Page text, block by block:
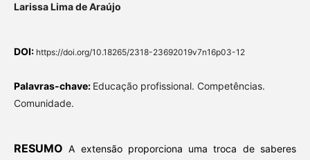
Larissa Lima de Araújo
DOI: https://doi.org/10.18265/2318-23692019v7n16p03-12
Palavras-chave: Educação profissional. Competências.
Comunidade.
RESUMO A extensão proporciona uma troca de saberes